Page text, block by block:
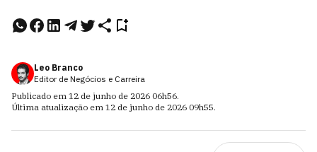
Leo Branco
Editor de Negócios e Carreira
Publicado em 12 de junho de 2026 06h56.
Última atualização em 12 de junho de 2026 09h55.